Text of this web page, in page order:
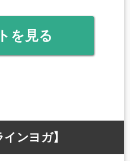
を見る
ンヨガ】